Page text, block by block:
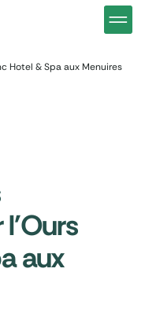
hôteliers Nos
?
Hotel & Spa aux Menuires
aux